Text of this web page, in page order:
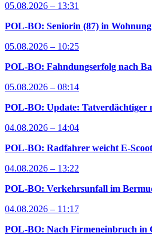
05.08.2026 – 13:31
POL-BO: Seniorin (87) in
05.08.2026 – 10:25
POL-BO: Fahndungserfolg nach
05.08.2026 – 08:14
POL-BO: Update: Tatverdächtiger
04.08.2026 – 14:04
POL-BO: Radfahrer weicht E-
04.08.2026 – 13:22
POL-BO: Verkehrsunfall im
04.08.2026 – 11:17
POL-BO: Nach Firmeneinbruch in